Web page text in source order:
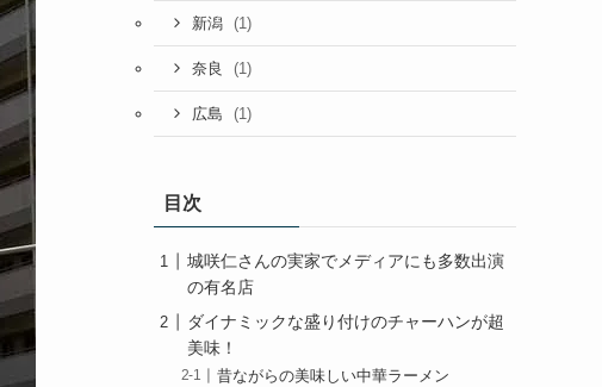
新潟 (1)
奈良 (1)
広島 (1)
目次
城咲仁さんの実家でメディアにも多数出演
の有名店
ダイナミックな盛り付けのチャーハンが超
美味！
昔ながらの美味しい中華ラーメン